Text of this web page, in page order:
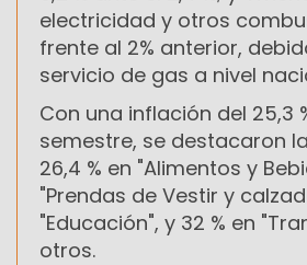
electricidad y otros
frente al 2% anterior,
servicio de gas a nivel
Con una inflación del 25,3
semestre, se destacaron
26,4 % en "Alimentos y
"Prendas de Vestir y
"Educación", y 32 % en
otros.